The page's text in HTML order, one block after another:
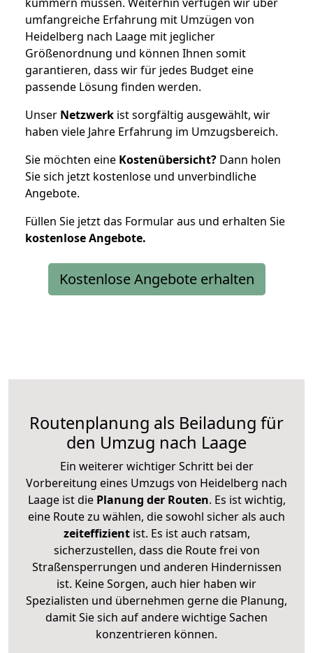
umfangreiche Erfahrung mit Umzügen von
Heidelberg nach Laage mit jeglicher
Größenordnung und können Ihnen somit
garantieren, dass wir für jedes Budget eine
passende Lösung finden werden.
Unser Netzwerk ist sorgfältig ausgewählt, wir
haben viele Jahre Erfahrung im Umzugsbereich.
Sie möchten eine Kostenübersicht? Dann holen
Sie sich jetzt kostenlose und unverbindliche
Angebote.
Füllen Sie jetzt das Formular aus und erhalten Sie
kostenloseAngebote.
Kostenlose Angebote erhalten
Routenplanung als Beiladung für
den Umzug nach Laage
Ein weiterer wichtiger Schritt bei der
Vorbereitung eines Umzugs von Heidelberg nach
Laage ist diePlanung der Routen. Es ist wichtig,
eine Route zu wählen, die sowohl sicher als auch
zeiteffizientist. Es ist auch ratsam,
sicherzustellen, dass die Route frei von
Straßensperrungen und anderen Hindernissen
ist. Keine Sorgen, auch hier haben wir
Spezialisten und übernehmen gerne die Planung,
damit Sie sich auf andere wichtige Sachen
konzentrieren können.